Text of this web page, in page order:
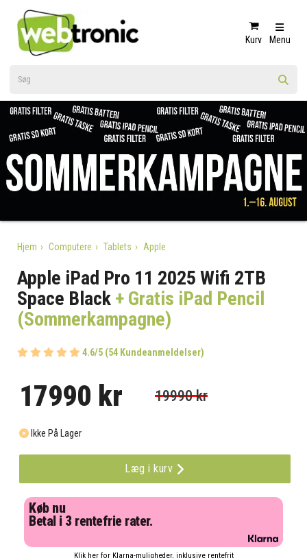
Kurv Menu
Hjem Computere Tablets Apple
Apple iPad Pro 11 2025 Wifi 2TB
Space Black+ Gratis iPad Pencil
(Sommerkampagne)
4.6/5 (54 Kundeanmeldelser)
17990 kr 19990 kr
Ikke På Lager
Læg i kurv
Køb nu
Betal i 3 rentefrie rater.
Klik her for Klarna-muligheder, inklusive rentefrit